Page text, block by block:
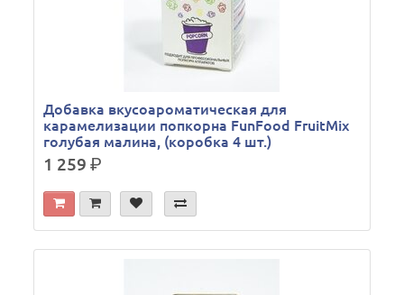
Добавка вкусоароматическая для
карамелизации попкорна FunFood FruitMix
голубая малина, (коробка 4 шт.)
1 259р.